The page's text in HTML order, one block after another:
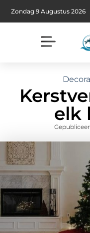
Zondag 9 Augustus 2026
elk